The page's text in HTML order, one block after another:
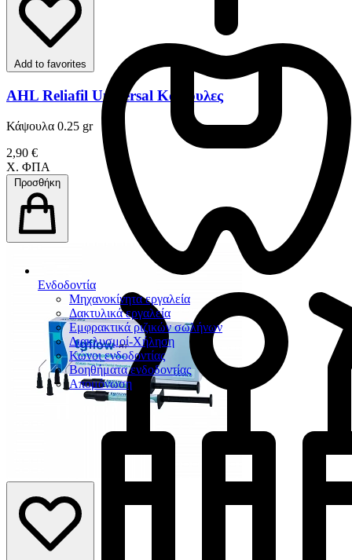
Ενδοδοντία
Μηχανοκίνητα εργαλεία
Δακτυλικά εργαλεία
Εμφρακτικά ριζικών σωλήνων
Διακλυσμοί-Χήληση
Κώνοι ενδοδοντίας
Βοηθήματα ενδοδοντίας
Απομόνωση
Add to favorites
AHL Reliafil Universal Κάψουλες
Κάψουλα 0.25 gr
2,90 €
Χ. ΦΠΑ
Προσθήκη